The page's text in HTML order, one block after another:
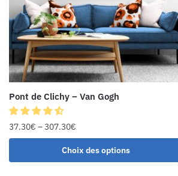
Pont de Clichy – Van Gogh
37.30€ –307.30€
Choix des options